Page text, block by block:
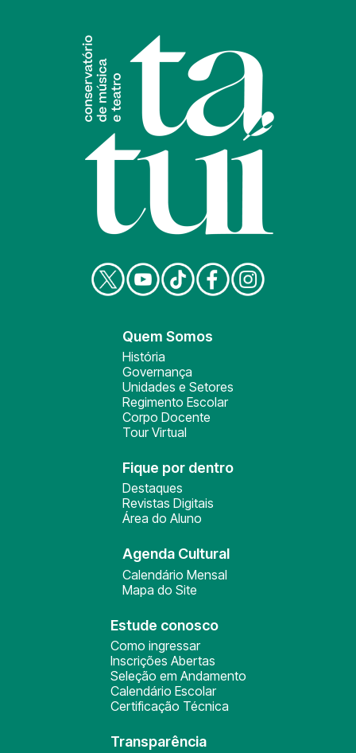
Quem Somos
História
Governança
Unidades e Setores
Regimento Escolar
Corpo Docente
Tour Virtual
Fique por dentro
Destaques
Revistas Digitais
Área do Aluno
Agenda Cultural
Calendário Mensal
Mapa do Site
Estude conosco
Como ingressar
Inscrições Abertas
Seleção em Andamento
Calendário Escolar
Certificação Técnica
Transparência